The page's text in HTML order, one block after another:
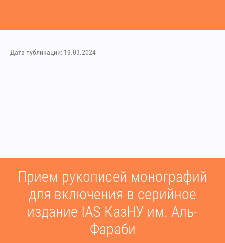
Дата публикации: 19.03.2024
Прием рукописей монографий
для включения в серийное
издание IAS КазНУ им. Аль-
Фараби